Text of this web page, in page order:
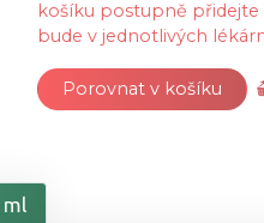
košíku postupně přidejte
bude v jednotlivých
Porovnat v košíku
ml